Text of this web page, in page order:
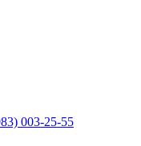
003-25-55